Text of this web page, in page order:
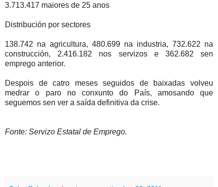
3.713.417 maiores de 25 anos
Distribución por sectores
138.742 na agricultura, 480.699 na industria, 732.622 na
construcción, 2.416.182 nos servizos e 362.682 sen
emprego anterior.
Despois de catro meses seguidos de baixadas volveu
medrar o paro no conxunto do País, amosando que
seguemos sen ver a saída definitiva da crise.
Fonte: Servizo Estatal de Emprego.